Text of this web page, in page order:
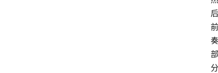
后
前
奏
部
分